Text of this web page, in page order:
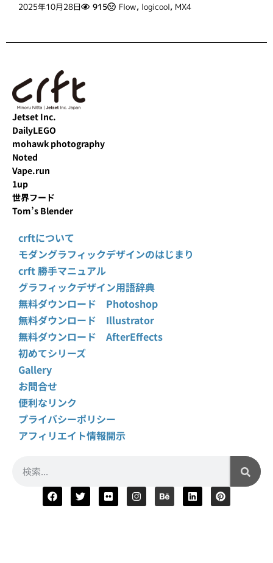
2025年10月28日 915 Flow, logicool, MX4
Jetset Inc.
DailyLEGO
mohawk photography
Noted
Vape.run
1up
世界フード
Tom’s Blender
crftについて
モダングラフィックデザインのはじまり
crft 勝手マニュアル
グラフィックデザイン用語辞典
無料ダウンロード Photoshop
無料ダウンロード Illustrator
無料ダウンロード AfterEffects
初めてシリーズ
Gallery
お問合せ
便利なリンク
プライバシーポリシー
アフィリエイト情報開示